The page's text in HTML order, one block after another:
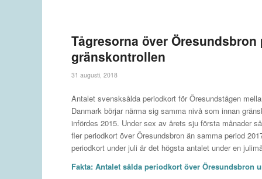
Tågresorna över
gränskontrollen
31 augusti, 2018
Antalet svensksålda periodkort för Öresundstågen
Danmark börjar närma sig samma nivå som innan
infördes 2015. Under sex av årets sju första månader
fler periodkort över Öresundsbron än samma period
periodkort under juli är det högsta antalet under en
Fakta: Antalet sålda periodkort över Öresundsbron